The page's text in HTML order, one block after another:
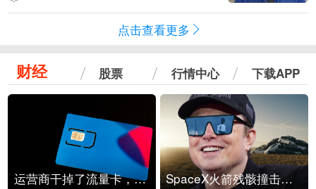
点击查看更多
财经 股票 行情中心 下载APP
运营商干掉了流量卡，他们真的玩不起了 SpaceX火箭残骸撞击月球